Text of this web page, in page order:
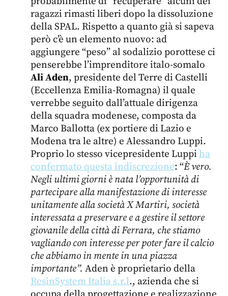
ragazzi rimasti liberi dopo la dissoluzione
della SPAL. Rispetto a quanto già si sapeva
però c’è un elemento nuovo: ad
aggiungere “peso” al sodalizio porottese ci
penserebbe l’imprenditore italo-somalo
Ali Aden, presidente del Terre di Castelli
(Eccellenza Emilia-Romagna) il quale
verrebbe seguito dall’attuale dirigenza
della squadra modenese, composta da
Marco Ballotta (ex portiere di Lazio e
Modena tra le altre) e Alessandro Luppi.
Proprio lo stesso vicepresidente Luppi ha
confermato questa indiscrezione: “Èvero.
Negli ultimi giorni è nata l’opportunità di
partecipare alla manifestazione di interesse
unitamente alla società X Martiri, società
interessata a preservare e a gestire il settore
giovanile della città di Ferrara, che stiamo
vagliando con interesse per poter fare il calcio
che abbiamo in mente in una piazza
importante”. Aden è proprietario della
ResinSystem Italia s.r.l., azienda che si